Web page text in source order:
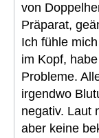
von
Präparat,
Ich fühle
im Kopf,
Probleme.
irgendwo
negativ. Laut
aber keine